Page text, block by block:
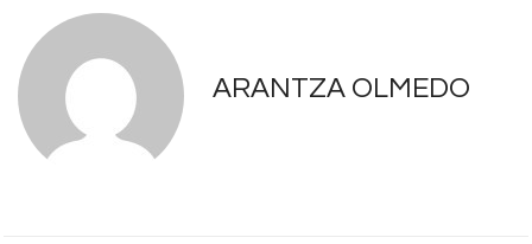
ARANTZA OLMEDO